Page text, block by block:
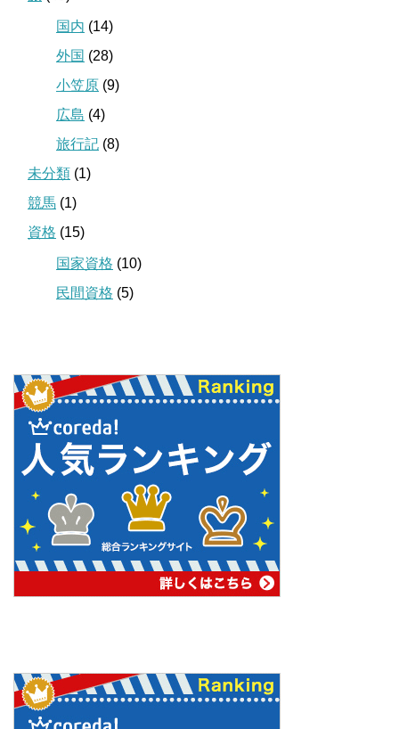
国内 (14)
外国 (28)
小笠原 (9)
広島 (4)
旅行記 (8)
未分類 (1)
競馬 (1)
資格 (15)
国家資格 (10)
民間資格 (5)